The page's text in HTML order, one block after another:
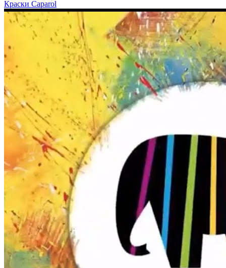
Краски Caparol